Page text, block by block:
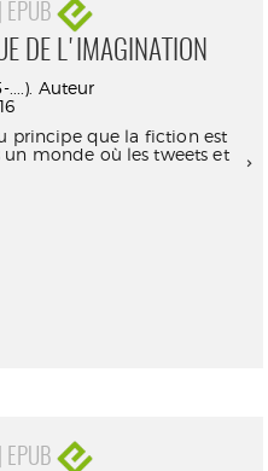
DE L'IMAGINATION
....). Auteur
principe que la fiction est
un monde où les tweets et